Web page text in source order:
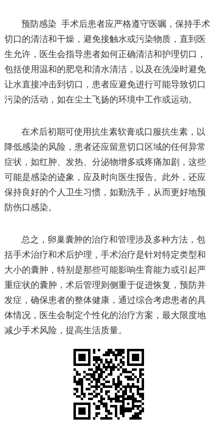
预防感染 手术后患者应严格遵守医嘱，保持手术
切口的清洁和干燥，避免接触水或污染物质，直到医
生允许，医生会指导患者如何正确清洁和护理切口，
包括使用温和的肥皂和清水清洁，以及在洗澡时避免
让水直接冲击到切口，患者应避免进行可能导致切口
污染的活动，如在尘土飞扬的环境中工作或运动。
在术后初期可使用抗生素软膏或口服抗生素，以
降低感染的风险，患者还应留意切口区域的任何异常
症状，如红肿、发热、分泌物增多或疼痛加剧，这些
可能是感染的迹象，应及时向医生报告。此外，还应
保持良好的个人卫生习惯，如勤洗手，从而更好地预
防伤口感染。
总之，卵巢囊肿的治疗和管理涉及多种方法，包
括手术治疗和术后护理，手术治疗是针对特定类型和
大小的囊肿，特别是那些可能影响生育能力或引起严
重症状的囊肿，术后管理则侧重于促进恢复，预防并
发症，确保患者的整体健康，通过综合考虑患者的具
体情况，医生会制定个性化的治疗方案，最大限度地
减少手术风险，提高生活质量。